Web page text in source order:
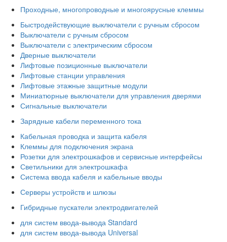
Проходные, многопроводные и многоярусные клеммы
Быстродействующие выключатели с ручным сбросом
Выключатели с ручным сбросом
Выключатели с электрическим сбросом
Дверные выключатели
Лифтовые позиционные выключатели
Лифтовые станции управления
Лифтовые этажные защитные модули
Миниатюрные выключатели для управления дверями
Сигнальные выключатели
Зарядные кабели переменного тока
Кабельная проводка и защита кабеля
Клеммы для подключения экрана
Розетки для электрошкафов и сервисные интерфейсы
Светильники для электрошкафа
Система ввода кабеля и кабельные вводы
Серверы устройств и шлюзы
Гибридные пускатели электродвигателей
для систем ввода-вывода Standard
для систем ввода-вывода Universal